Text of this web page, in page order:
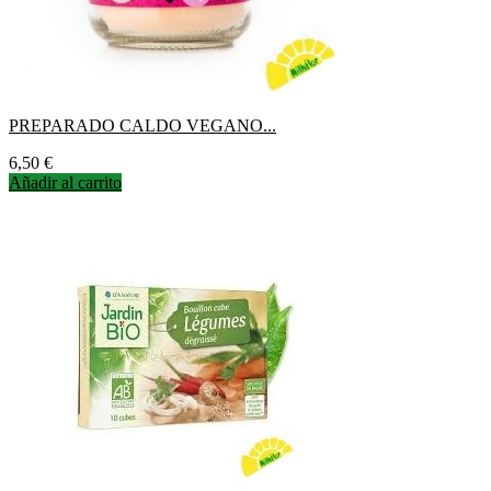
PREPARADO CALDO VEGANO...
Precio
6,50 €
Añadir al carrito